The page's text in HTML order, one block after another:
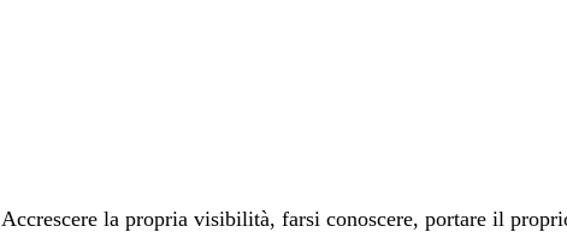
Accrescere la propria visibilità, farsi conoscere, portare il